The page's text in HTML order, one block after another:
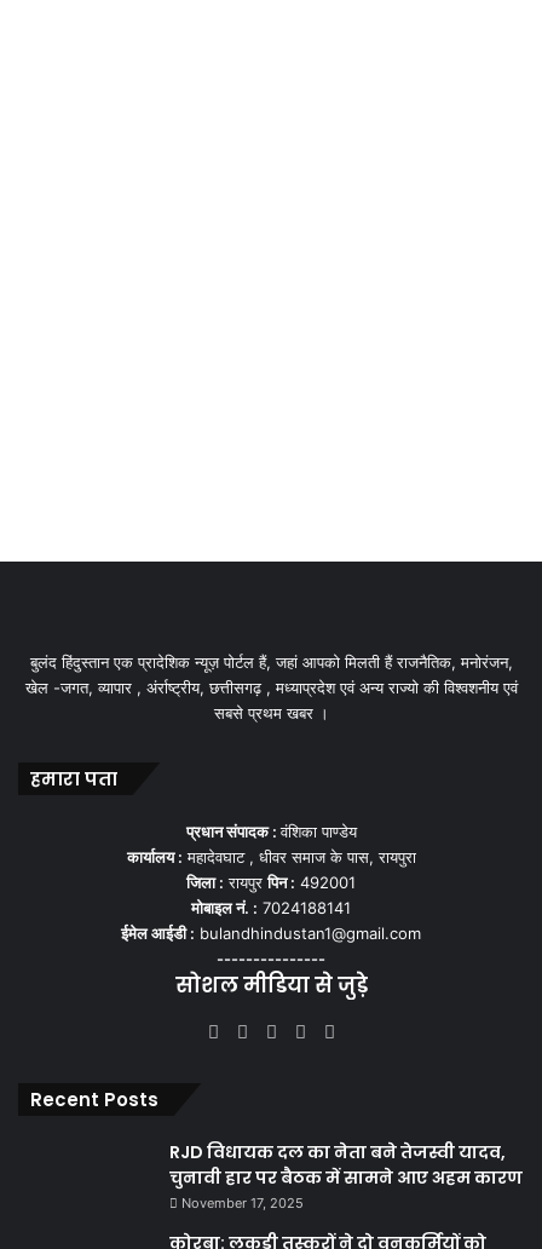
बुलंद हिंदुस्तान एक प्रादेशिक न्यूज़ पोर्टल हैं, जहां आपको मिलती हैं राजनैतिक, मनोरंजन,
खेल -जगत, व्यापार , अंर्राष्ट्रीय, छत्तीसगढ़ , मध्याप्रदेश एवं अन्य राज्यो की विश्वशनीय एवं
सबसे प्रथम खबर ।
हमारा पता
प्रधान संपादक :वंशिका पाण्डेय
कार्यालय : महादेवघाट , धीवर समाज के पास, रायपुरा
जिला : रायपुरपिन : 492001
मोबाइल नं. : 7024188141
ईमेल आईडी : bulandhindustan1@gmail.com
---------------
सोशल मीडिया से जुड़े
Facebook
X YouTubeInstagram
Recent Posts
RJD विधायक दल का नेता बने तेजस्वी यादव,
चुनावी हार पर बैठक में सामने आए अहम कारण
November 17, 2025
कोरबा: लकड़ी तस्करों ने दो वनकर्मियों को